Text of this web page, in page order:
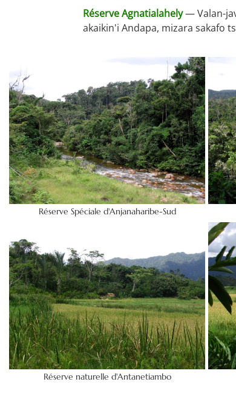
Réserve Agnatialahely— Valan-
akaikin'i Andapa, mizara sakafo
Réserve Spéciale d'Anjanaharibe-Sud
Réserve naturelle d'Antanetiambo